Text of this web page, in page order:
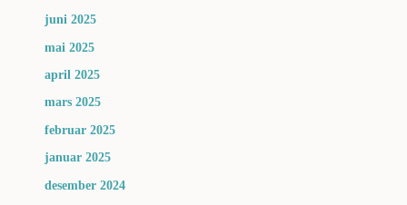
juni 2025
mai 2025
april 2025
mars 2025
februar 2025
januar 2025
desember 2024